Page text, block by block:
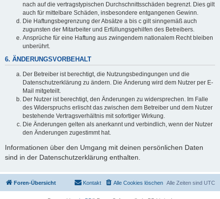
nach auf die vertragstypischen Durchschnittsschäden begrenzt. Dies gilt
auch für mittelbare Schäden, insbesondere entgangenen Gewinn.
Die Haftungsbegrenzung der Absätze a bis c gilt sinngemäß auch
zugunsten der Mitarbeiter und Erfüllungsgehilfen des Betreibers.
Ansprüche für eine Haftung aus zwingendem nationalem Recht bleiben
unberührt.
6. ÄNDERUNGSVORBEHALT
Der Betreiber ist berechtigt, die Nutzungsbedingungen und die
Datenschutzerklärung zu ändern. Die Änderung wird dem Nutzer per E-
Mail mitgeteilt.
Der Nutzer ist berechtigt, den Änderungen zu widersprechen. Im Falle
des Widerspruchs erlischt das zwischen dem Betreiber und dem Nutzer
bestehende Vertragsverhältnis mit sofortiger Wirkung.
Die Änderungen gelten als anerkannt und verbindlich, wenn der Nutzer
den Änderungen zugestimmt hat.
Informationen über den Umgang mit deinen persönlichen Daten
sind in der Datenschutzerklärung enthalten.
Foren-Übersicht Alle Zeiten sind UTC
Alle Cookies löschen
Kontakt